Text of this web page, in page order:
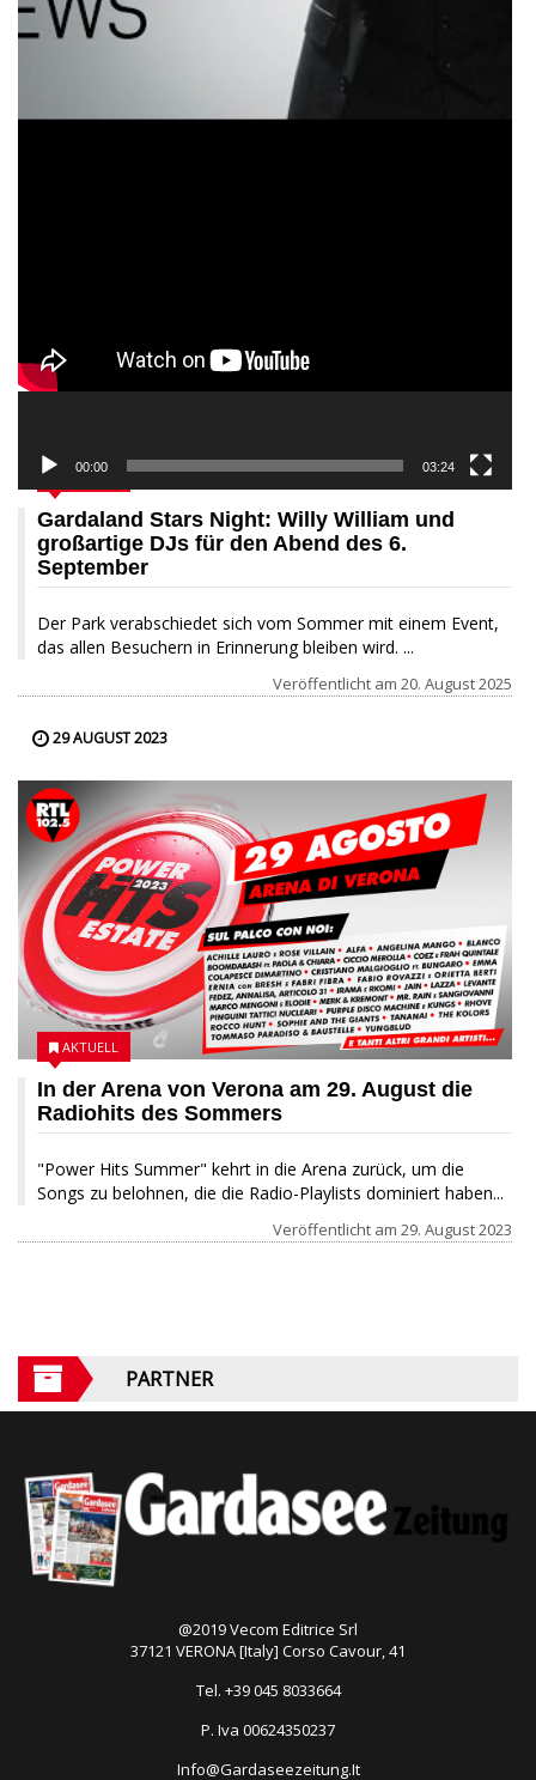
00:00 03:24
Gardaland Stars Night: Willy William und
großartige DJs für den Abend des 6.
September
Der Park verabschiedet sich vom Sommer mit einem Event,
das allen Besuchern in Erinnerung bleiben wird. ...
AKTUELL
Veröffentlicht am 20. August 2025
29 AUGUST 2023
In der Arena von Verona am 29. August die
Radiohits des Sommers
"Power Hits Summer" kehrt in die Arena zurück, um die
Songs zu belohnen, die die Radio-Playlists dominiert haben...
AKTUELL
Veröffentlicht am 29. August 2023
PARTNER
@2019 Vecom Editrice Srl
37121 VERONA [Italy] Corso Cavour, 41
Tel. +39 045 8033664
P. Iva 00624350237
Info@Gardaseezeitung.It